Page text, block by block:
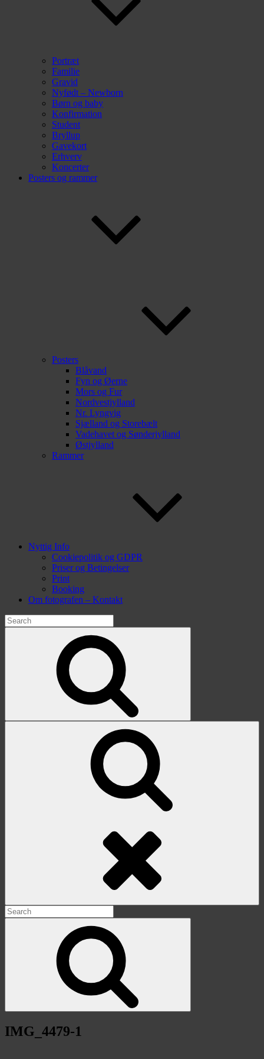
Portræt
Familie
Gravid
Nyfødt – Newborn
Børn og baby
Konfirmation
Student
Bryllup
Gavekort
Erhverv
Koncerter
Posters og rammer
Posters
Blåvand
Fyn og Øerne
Mors og Fur
Nordvestjylland
Nr. Lyngvig
Sjælland og Storebælt
Vadehavet og Sønderjylland
Østjylland
Rammer
Nyttig Info
Cookiepolitik og GDPR
Priser og Betingelser
Print
Booking
Om fotografen – Kontakt
Search
for:
Search
for:
IMG_4479-1